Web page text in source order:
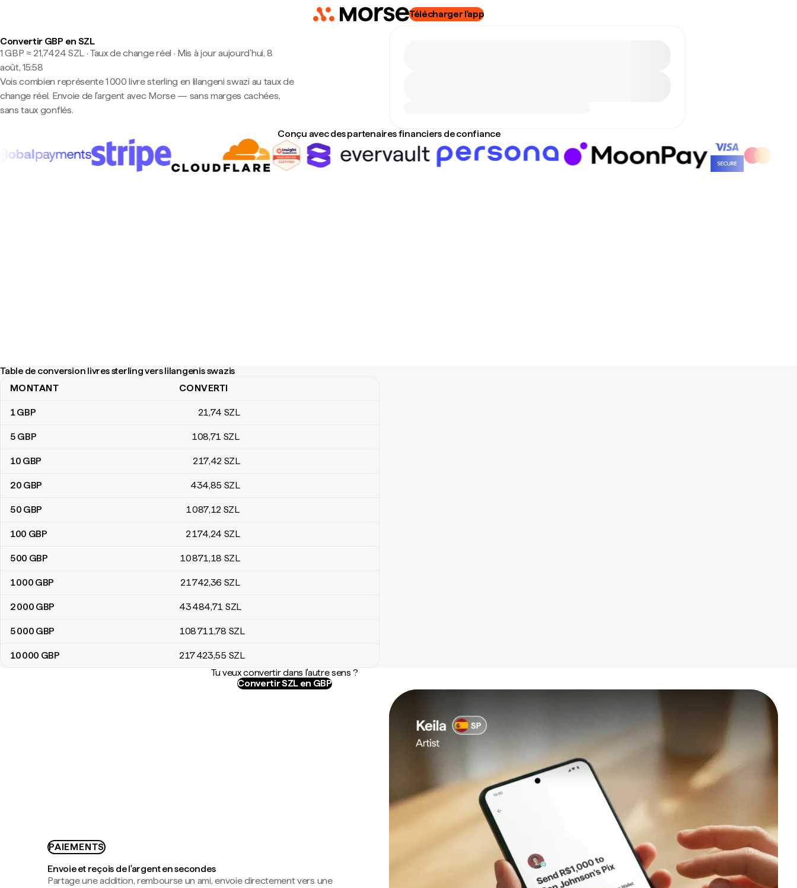
Télécharger l'app
Convertir GBP en SZL
1 GBP ≈ 21,7424 SZL · Taux de change réel · Mis à jour aujourd’hui, 8
août, 15:58
Vois combien représente 1 000 livre sterling en lilangeni swazi au taux de
change réel. Envoie de l'argent avec Morse — sans marges cachées,
sans taux gonflés.
Conçu avec des partenaires financiers de confiance
Table de conversion livres sterling vers lilangenis swazis
Table de conversion livres sterling vers lilangenis swazis
MONTANT CONVERTI
1GBP 21,74 SZL
5 GBP 108,71 SZL
10 GBP 217,42 SZL
20 GBP 434,85 SZL
50 GBP 1 087,12 SZL
100 GBP 2 174,24 SZL
500 GBP 10 871,18 SZL
1 000 GBP 21 742,36 SZL
2 000 GBP 43 484,71 SZL
5 000 GBP 108 711,78 SZL
10 000 GBP 217 423,55 SZL
Tu veux convertir dans l'autre sens ?
Convertir SZL en GBP
PAIEMENTS
Envoie et reçois de l'argent en secondes
Partage une addition, rembourse un ami, envoie directement vers une